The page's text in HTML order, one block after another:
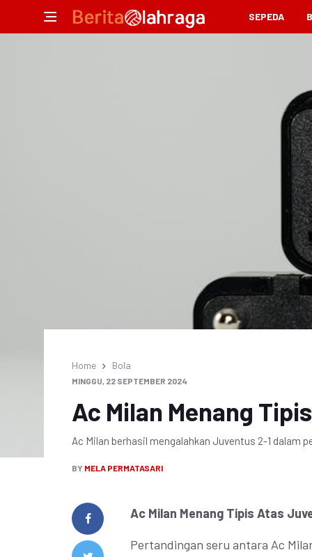
SEPEDA
Home Bola
MINGGU, 22 SEPTEMBER 2024
Ac Milan Menang
Ac Milan berhasil mengalahkan Juventus 2-1 dalam
BY MELA PERMATASARI
Ac Milan Menang Tipis Atas
Pertandingan seru antara Ac